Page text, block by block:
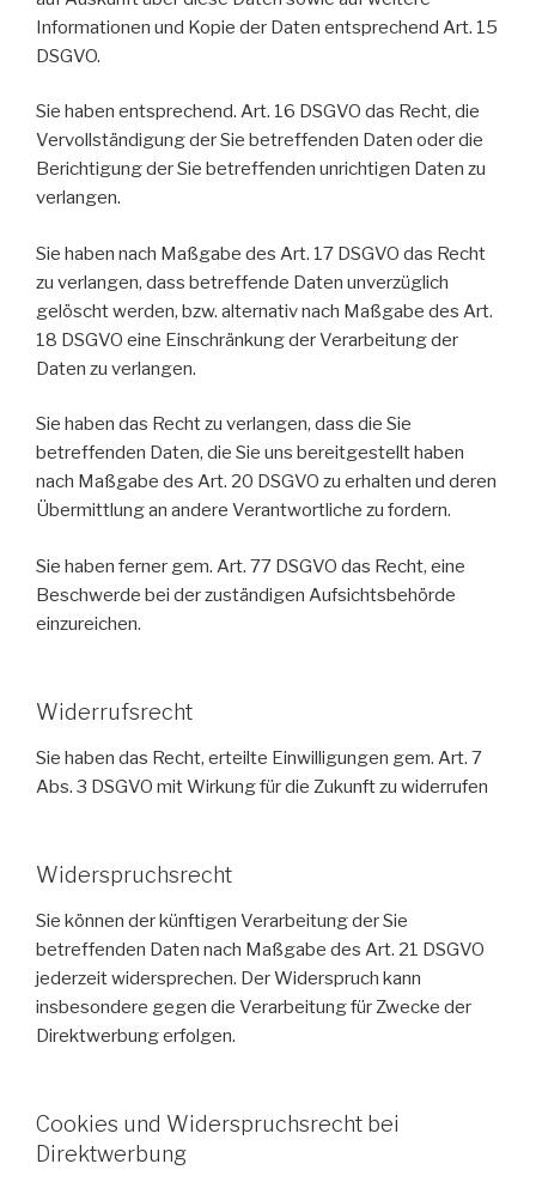
Informationen und Kopie der Daten entsprechend Art. 15
DSGVO.
Sie haben entsprechend. Art. 16 DSGVO das Recht, die
Vervollständigung der Sie betreffenden Daten oder die
Berichtigung der Sie betreffenden unrichtigen Daten zu
verlangen.
Sie haben nach Maßgabe des Art. 17 DSGVO das Recht
zu verlangen, dass betreffende Daten unverzüglich
gelöscht werden, bzw. alternativ nach Maßgabe des Art.
18 DSGVO eine Einschränkung der Verarbeitung der
Daten zu verlangen.
Sie haben das Recht zu verlangen, dass die Sie
betreffenden Daten, die Sie uns bereitgestellt haben
nach Maßgabe des Art. 20 DSGVO zu erhalten und deren
Übermittlung an andere Verantwortliche zu fordern.
Sie haben ferner gem. Art. 77 DSGVO das Recht, eine
Beschwerde bei der zuständigen Aufsichtsbehörde
einzureichen.
Widerrufsrecht
Sie haben das Recht, erteilte Einwilligungen gem. Art. 7
Abs. 3 DSGVO mit Wirkung für die Zukunft zu widerrufen
Widerspruchsrecht
Sie können der künftigen Verarbeitung der Sie
betreffenden Daten nach Maßgabe des Art. 21 DSGVO
jederzeit widersprechen. Der Widerspruch kann
insbesondere gegen die Verarbeitung für Zwecke der
Direktwerbung erfolgen.
Cookies und Widerspruchsrecht bei
Direktwerbung